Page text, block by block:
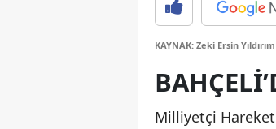
KAYNAK: Zeki Ersin Yıldırım
Milliyetçi Hareket